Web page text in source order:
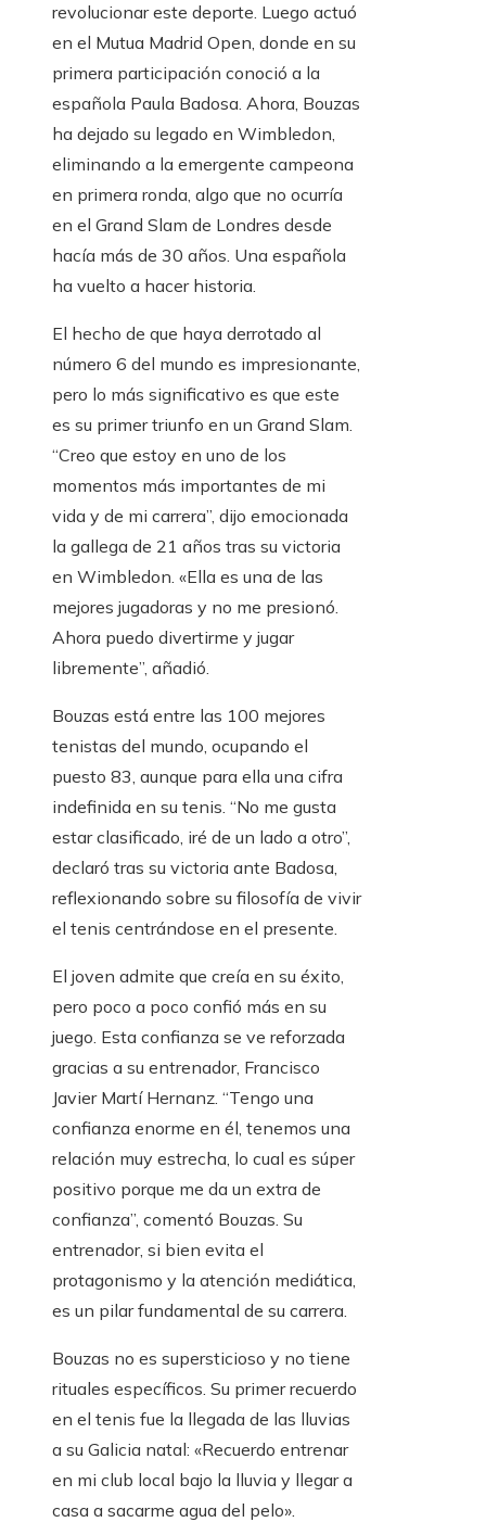
revolucionar este deporte. Luego actuó
en el Mutua Madrid Open, donde en su
primera participación conoció a la
española Paula Badosa. Ahora, Bouzas
ha dejado su legado en Wimbledon,
eliminando a la emergente campeona
en primera ronda, algo que no ocurría
en el Grand Slam de Londres desde
hacía más de 30 años. Una española
ha vuelto a hacer historia.
El hecho de que haya derrotado al
número 6 del mundo es impresionante,
pero lo más significativo es que este
es su primer triunfo en un Grand Slam.
“Creo que estoy en uno de los
momentos más importantes de mi
vida y de mi carrera”, dijo emocionada
la gallega de 21 años tras su victoria
en Wimbledon. «Ella es una de las
mejores jugadoras y no me presionó.
Ahora puedo divertirme y jugar
libremente”, añadió.
Bouzas está entre las 100 mejores
tenistas del mundo, ocupando el
puesto 83, aunque para ella una cifra
indefinida en su tenis. “No me gusta
estar clasificado, iré de un lado a otro”,
declaró tras su victoria ante Badosa,
reflexionando sobre su filosofía de vivir
el tenis centrándose en el presente.
El joven admite que creía en su éxito,
pero poco a poco confió más en su
juego. Esta confianza se ve reforzada
gracias a su entrenador, Francisco
Javier Martí Hernanz. “Tengo una
confianza enorme en él, tenemos una
relación muy estrecha, lo cual es súper
positivo porque me da un extra de
confianza”, comentó Bouzas. Su
entrenador, si bien evita el
protagonismo y la atención mediática,
es un pilar fundamental de su carrera.
Bouzas no es supersticioso y no tiene
rituales específicos. Su primer recuerdo
en el tenis fue la llegada de las lluvias
a su Galicia natal: «Recuerdo entrenar
en mi club local bajo la lluvia y llegar a
casa a sacarme agua del pelo».